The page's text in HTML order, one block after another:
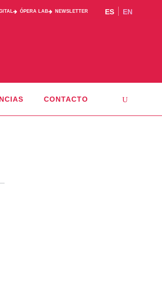
ÓPERA LAB NEWSLETTER ES EN
CONTACTO